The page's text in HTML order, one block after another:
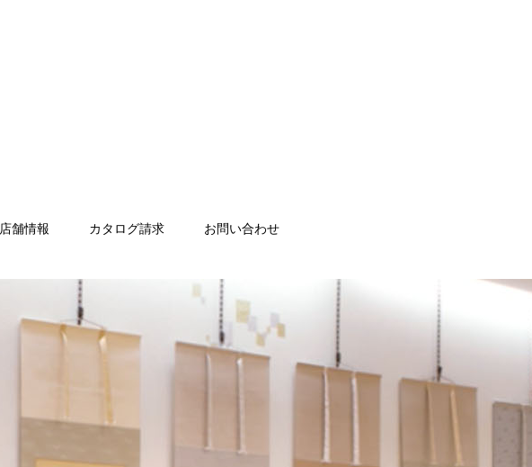
店舗情報 カタログ請求 お問い合わせ